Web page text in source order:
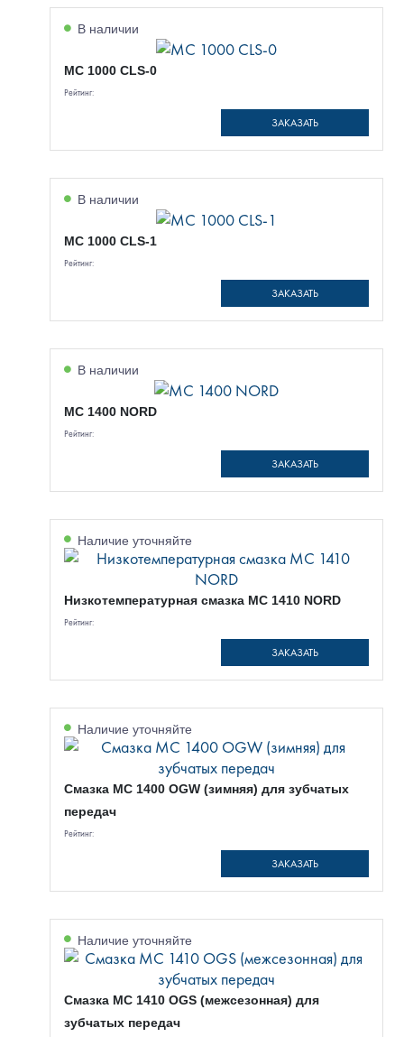
В наличии
МС 1000 CLS-0
Рейтинг:
ЗАКАЗАТЬ
В наличии
МС 1000 CLS-1
Рейтинг:
ЗАКАЗАТЬ
В наличии
МС 1400 NORD
Рейтинг:
ЗАКАЗАТЬ
Наличие уточняйте
Низкотемпературная смазка МС 1410 NORD
Рейтинг:
ЗАКАЗАТЬ
Наличие уточняйте
Смазка МС 1400 OGW (зимняя) для зубчатых
передач
Рейтинг:
ЗАКАЗАТЬ
Наличие уточняйте
Смазка МС 1410 OGS (межсезонная) для
зубчатых передач